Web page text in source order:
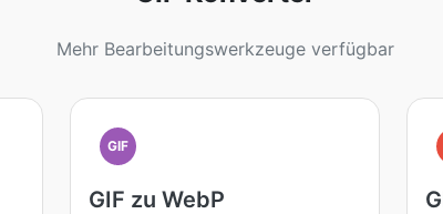
Mehr Bearbeitungswerkzeuge verfügbar
GIF
GIF zu WebP